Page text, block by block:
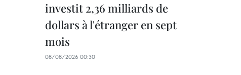
investit 2,36 milliards de
dollars à l'étranger en sept
mois
08/08/2026 00:30